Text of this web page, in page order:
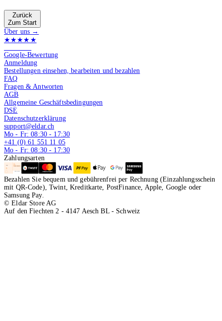
Zurück
Zum Start
Über uns →
★★★★★
Google-Bewertung
Anmeldung
Bestellungen einsehen, bearbeiten und bezahlen
FAQ
Fragen & Antworten
AGB
Allgemeine Geschäftsbedingungen
DSE
Datenschutzerklärung
support@eldar.ch
Mo - Fr: 08:30 - 17:30
+41 (0) 61 551 11 05
Mo - Fr: 08:30 - 17:30
Zahlungsarten
Bezahlen Sie bequem und gebührenfrei per Rechnung (Einzahlungsschein
mit QR-Code), Twint, Kreditkarte, PostFinance, Apple, Google oder
Samsung Pay.
© Eldar Store AG
Auf den Fiechten 2 - 4147 Aesch BL - Schweiz